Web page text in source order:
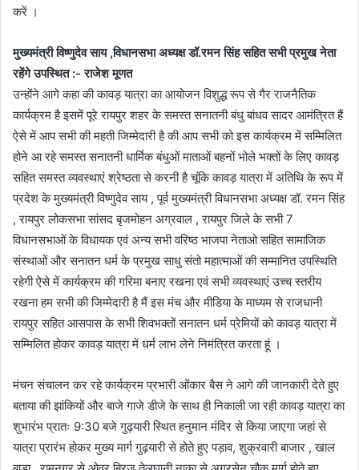
करें ।
मुख्यमंत्री विष्णुदेव साय ,विधानसभा अध्यक्ष डॉ.रमन सिंह सहित सभी प्रमुख नेता
रहेंगे उपस्थित :- राजेश मूणत
उन्होंने आगे कहा की कावड़ यात्रा का आयोजन विशुद्ध रूप से गैर राजनैतिक
कार्यक्रम है इसमें पूरे रायपुर शहर के समस्त सनातनी बंधु बांधव सादर आमंत्रित हैं
ऐसे में आप सभी की महती जिम्मेदारी है की आप सभी को इस कार्यक्रम में सम्मिलित
होने आ रहे समस्त सनातनी धार्मिक बंधुओं माताओं बहनों भोले भक्तों के लिए कावड़
सहित समस्त व्यवस्थाएं श्रेष्ठता से करनी है चूंकि कावड़ यात्रा में अतिथि के रूप में
प्रदेश के मुख्यमंत्री विष्णुदेव साय , पूर्व मुख्यमंत्री विधानसभा अध्यक्ष डॉ. रमन सिंह
, रायपुर लोकसभा सांसद बृजमोहन अग्रवाल , रायपुर जिले के सभी 7
विधानसभाओं के विधायक एवं अन्य सभी वरिष्ठ भाजपा नेताओ सहित सामाजिक
संस्थाओं और सनातन धर्म के प्रमुख साधु संतो महात्माओं की सम्मानित उपस्थिति
रहेगी ऐसे में कार्यक्रम की गरिमा बनाए रखना एवं सभी व्यवस्थाएं उच्च स्तरीय
रखना हम सभी की जिम्मेदारी है मैं इस मंच और मीडिया के माध्यम से राजधानी
रायपुर सहित आसपास के सभी शिवभक्तों सनातन धर्म प्रेमियों को कावड़ यात्रा में
सम्मिलित होकर कावड़ यात्रा में धर्म लाभ लेने निमंत्रित करता हूं ।
मंचन संचालन कर रहे कार्यक्रम प्रभारी ओंकार बैस ने आगे की जानकारी देते हुए
बताया की झांकियों और बाजे गाजे डीजे के साथ ही निकाली जा रही कावड़ यात्रा का
शुभारंभ प्रातः 9:30 बजे गुढ़यारी स्थित हनुमान मंदिर से किया जाएगा जहां से
यात्रा प्रारंभ होकर मुख्य मार्ग गुढ़यारी से होते हुए पड़ाव, शुक्रवारी बाजार , खाल